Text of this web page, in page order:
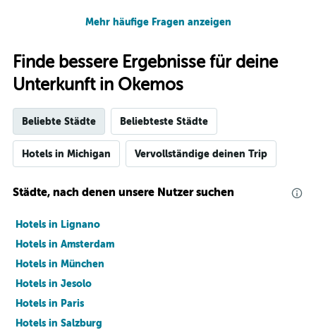
Mehr häufige Fragen anzeigen
Finde bessere Ergebnisse für deine
Unterkunft in Okemos
Beliebte Städte Beliebteste Städte
Hotels in Michigan Vervollständige deinen Trip
Städte, nach denen unsere Nutzer suchen
Hotels in Lignano
Hotels in Amsterdam
Hotels in München
Hotels in Jesolo
Hotels in Paris
Hotels in Salzburg